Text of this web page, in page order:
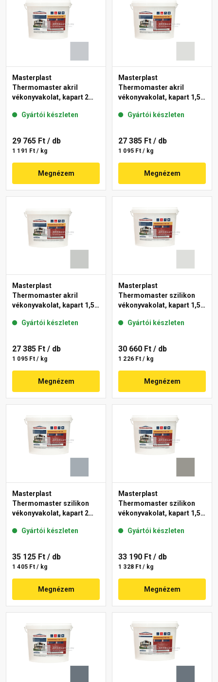
Masterplast
Thermomaster akril
vékonyvakolat, kapart 2
Gyártói készleten
29 765 Ft / db
1 191 Ft / kg
Megnézem
Masterplast
Thermomaster akril
vékonyvakolat, kapart 1,5
Gyártói készleten
27 385 Ft / db
1 095 Ft / kg
Megnézem
Masterplast
Thermomaster akril
vékonyvakolat, kapart 1,5
Gyártói készleten
27 385 Ft / db
1 095 Ft / kg
Megnézem
Masterplast
Thermomaster szilikon
vékonyvakolat, kapart 1,5
Gyártói készleten
30 660 Ft / db
1 226 Ft / kg
Megnézem
Masterplast
Thermomaster szilikon
vékonyvakolat, kapart 2
Gyártói készleten
35 125 Ft / db
1 405 Ft / kg
Megnézem
Masterplast
Thermomaster szilikon
vékonyvakolat, kapart 1,5
Gyártói készleten
33 190 Ft / db
1 328 Ft / kg
Megnézem